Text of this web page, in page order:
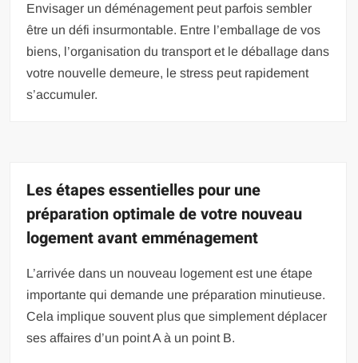
Envisager un déménagement peut parfois sembler
être un défi insurmontable. Entre l’emballage de vos
biens, l’organisation du transport et le déballage dans
votre nouvelle demeure, le stress peut rapidement
s’accumuler.
Les étapes essentielles pour une
préparation optimale de votre nouveau
logement avant emménagement
L’arrivée dans un nouveau logement est une étape
importante qui demande une préparation minutieuse.
Cela implique souvent plus que simplement déplacer
ses affaires d’un point A à un point B.